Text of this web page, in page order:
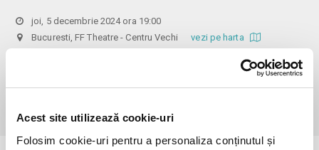
Acest site utilizează cookie-uri
Folosim cookie-uri pentru a personaliza conținutul și
joi, 5 decembrie 2024 ora 19:00
Bucuresti, FF Theatre - Centru Vechivezi pe harta
Din respect pentru actori si public avem rugamintea de a va
prezenta cu cel putin 30 de minute inainte de inceperea spectacolului.
valabilitatea.